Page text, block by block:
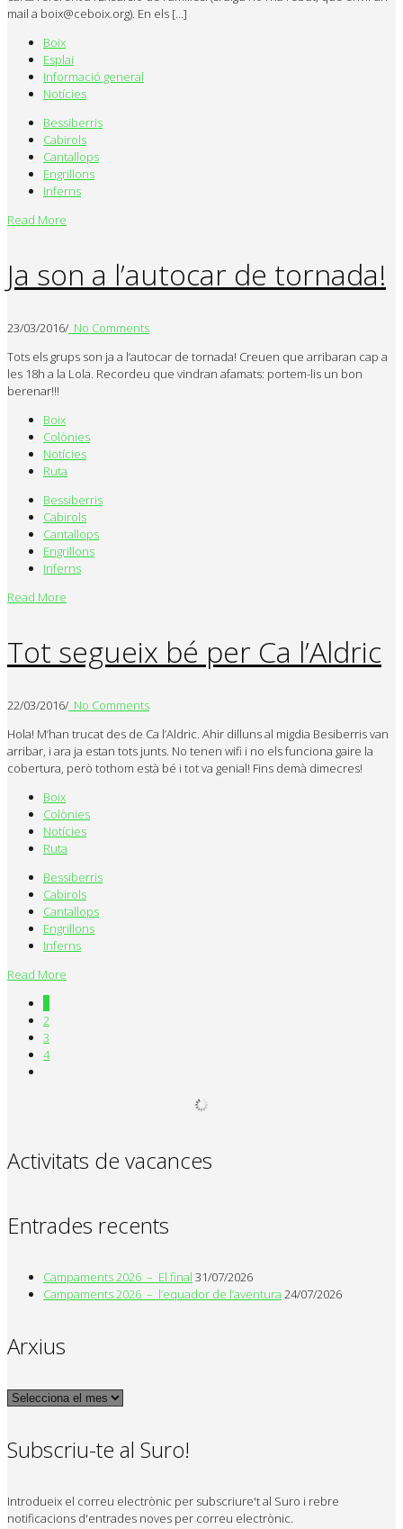
mail a boix@ceboix.org). En els […]
Boix
Esplai
Informació general
Notícies
Bessiberris
Cabirols
Cantallops
Engrillons
Inferns
Read More
Ja son a l’autocar de tornada!
23/03/2016/ No Comments
Tots els grups son ja a l’autocar de tornada! Creuen que arribaran cap a
les 18h a la Lola. Recordeu que vindran afamats: portem-lis un bon
berenar!!!
Boix
Colònies
Notícies
Ruta
Bessiberris
Cabirols
Cantallops
Engrillons
Inferns
Read More
Tot segueix bé per Ca l’Aldric
22/03/2016/ No Comments
Hola! M’han trucat des de Ca l’Aldric. Ahir dilluns al migdia Besiberris van
arribar, i ara ja estan tots junts. No tenen wifi i no els funciona gaire la
cobertura, però tothom està bé i tot va genial! Fins demà dimecres!
Boix
Colònies
Notícies
Ruta
Bessiberris
Cabirols
Cantallops
Engrillons
Inferns
Read More
2
3
4
Activitats de vacances
Entrades recents
Campaments 2026 – El final 31/07/2026
Campaments 2026 – l’equador de l’aventura 24/07/2026
Arxius
Arxius
Subscriu-te al Suro!
Introdueix el correu electrònic per subscriure't al Suro i rebre
notificacions d'entrades noves per correu electrònic.